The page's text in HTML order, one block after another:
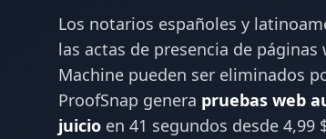
Los notarios españoles y
las actas de presencia de
Machine pueden ser eliminados
ProofSnap genera pruebas web
juicio en 41 segundos desde